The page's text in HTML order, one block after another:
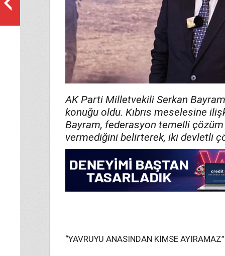
AK Parti Milletvekili Serkan Bayram,
konuğu oldu. Kıbrıs meselesine
Bayram, federasyon temelli çözüm
vermediğini belirterek, iki devletli
“YAVRUYU ANASINDAN KİMSE AYIRAMAZ”